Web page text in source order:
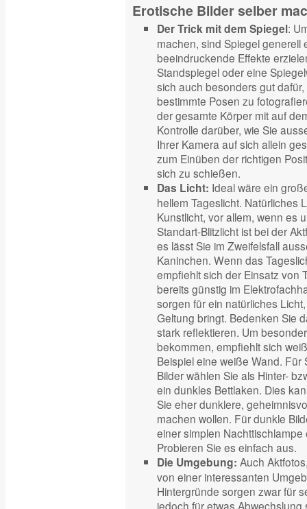
Erotische Bilder selber
Der Trick mit dem Spiegel:
machen, sind Spiegel generell
beeindruckende Effekte
Standspiegel oder eine
sich auch besonders gut
bestimmte Posen zu
der gesamte Körper mit auf
Kontrolle darüber, wie Sie
Ihrer Kamera auf sich allein
zum Einüben der richtigen
sich zu schießen.
Das Licht: Ideal wäre ein
hellem Tageslicht. Natürliches
Kunstlicht, vor allem, wenn es
Standart-Blitzlicht ist bei der
es lässt Sie im Zweifelsfall
Kaninchen. Wenn das
empfiehlt sich der Einsatz von
bereits günstig im
sorgen für ein natürliches
Geltung bringt. Bedenken Sie
stark reflektieren. Um
bekommen, empfiehlt sich
Beispiel eine weiße Wand.
Bilder wählen Sie als Hinter-
ein dunkles Bettlaken. Dies
Sie eher dunklere,
machen wollen. Für dunkle
einer simplen
Probieren Sie es einfach aus.
Die Umgebung: Auch
von einer interessanten
Hintergründe sorgen zwar für
jedoch für etwas